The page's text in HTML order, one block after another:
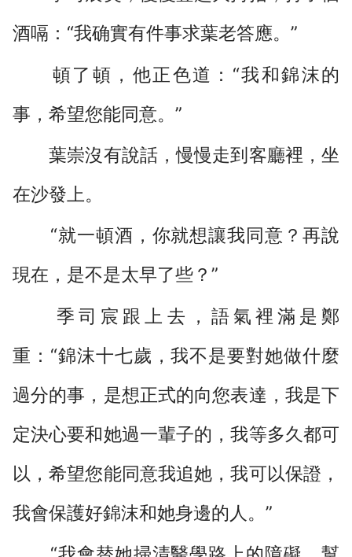
酒嗝：“我确實有件事求葉老答應。”
頓了頓，他正色道：“我和錦沫的
事，希望您能同意。”
葉崇沒有說話，慢慢走到客廳裡，坐
在沙發上。
“就一頓酒，你就想讓我同意？再說
現在，是不是太早了些？”
季司宸跟上去，語氣裡滿是鄭
重：“錦沫十七歲，我不是要對她做什麼
過分的事，是想正式的向您表達，我是下
定決心要和她過一輩子的，我等多久都可
以，希望您能同意我追她，我可以保證，
我會保護好錦沫和她身邊的人。”